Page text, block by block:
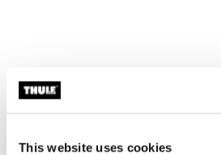
This website uses cookies
Alle eigenschappen
Toggle techspec
Technische specificaties